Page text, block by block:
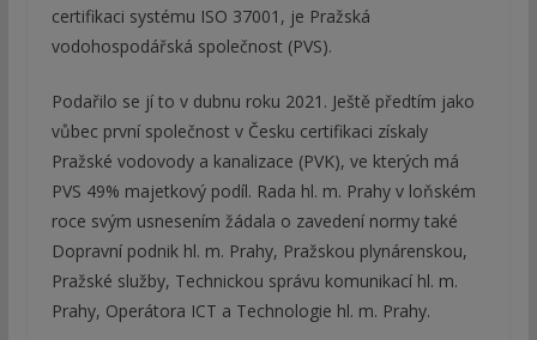
certifikaci systému ISO 37001, je Pražská
vodohospodářská společnost (PVS).
Podařilo se jí to v dubnu roku 2021. Ještě předtím jako
vůbec první společnost v Česku certifikaci získaly
Pražské vodovody a kanalizace (PVK), ve kterých má
PVS 49% majetkový podíl. Rada hl. m. Prahy v loňském
roce svým usnesením žádala o zavedení normy také
Dopravní podnik hl. m. Prahy, Pražskou plynárenskou,
Pražské služby, Technickou správu komunikací hl. m.
Prahy, Operátora ICT a Technologie hl. m. Prahy.